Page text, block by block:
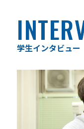
学生インタビュー